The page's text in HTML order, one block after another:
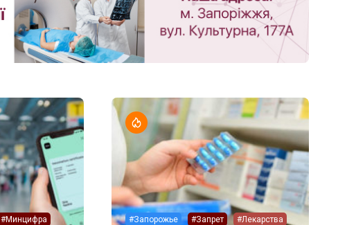
#Минцифра #Запорожье #Запрет #Лекарства